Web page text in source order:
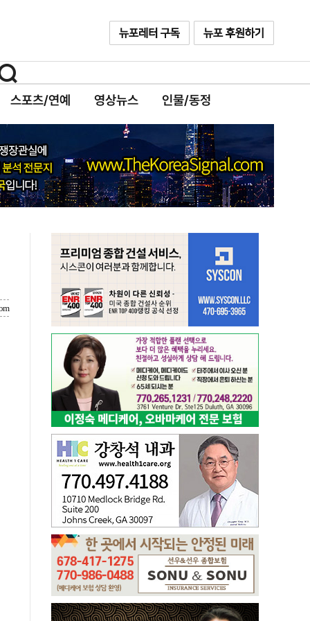
스포츠/연예 영상뉴스 인물/동정